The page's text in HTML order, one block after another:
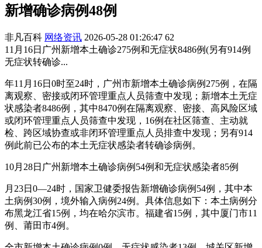
新增确诊病例48例
非凡百科 网络资讯 2026-05-28 01:26:47 62
11月16日广州新增本土确诊275例和无症状8486例(另有914例
无症状转确诊...
年11月16日0时至24时，广州市新增本土确诊病例275例，在隔
离观察、密接或闭环管理重点人员筛查中发现；新增本土无症
状感染者8486例，其中8470例在隔离观察、密接、高风险区域
或闭环管理重点人员筛查中发现，16例在社区筛查、主动就
检、跨区域协查或非闭环管理重点人员排查中发现；另有914
例此前已公布的本土无症状感染者转确诊病例。
10月28日广州新增本土确诊病例54例和无症状感染者85例
月23日0—24时，国家卫健委报告新增确诊病例54例，其中本
土病例30例，境外输入病例24例。具体信息如下：本土病例分
布黑龙江省15例，均在哈尔滨市。福建省15例，其中厦门市11
例、莆田市4例。